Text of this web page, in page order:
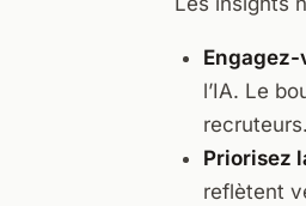
l’IA. Le
recruteurs.
Priorisez
reflètent